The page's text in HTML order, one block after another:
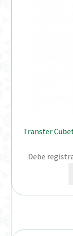
Transfer
Debe